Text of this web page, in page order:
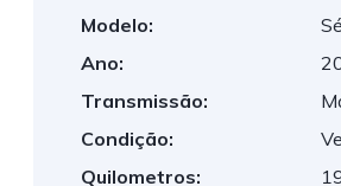
Modelo:
Ano:
Transmissão:
Condição:
Quilometros: